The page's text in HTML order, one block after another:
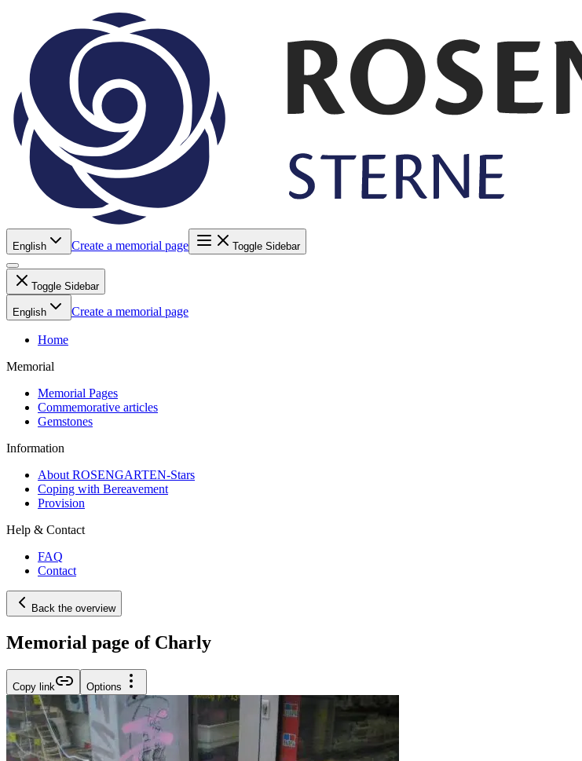
English Create a memorial page Toggle Sidebar
Toggle Sidebar
English Create a memorial page
Home
Memorial
Memorial Pages
Commemorative articles
Gemstones
Information
About ROSENGARTEN-Stars
Coping with Bereavement
Provision
Help & Contact
FAQ
Contact
Back the overview
Memorial page of Charly
Copy link Options